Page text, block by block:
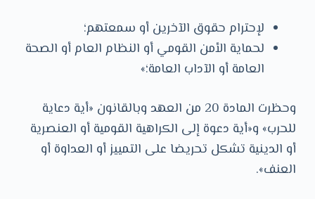
لإحترام حقوق الآخرين أو سمعتهم؛
لحماية الأمن القومي أو النظام العام أو الصحة
العامة أو الآداب العامة؛»
وحظرت المادة 20 من العهد وبالقانون «أية دعاية
للحرب» و«أية دعوة إلى الكراهية القومية أو العنصرية
أو الدينية تشكل تحريضا على التمييز أو العداوة أو
العنف».